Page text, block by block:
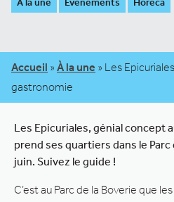
Accueil » À la une » Les
gastronomie
Les Epicuriales, génial concept
prend ses quartiers dans le Parc
juin. Suivez le guide !
C’est au Parc de la Boverie que